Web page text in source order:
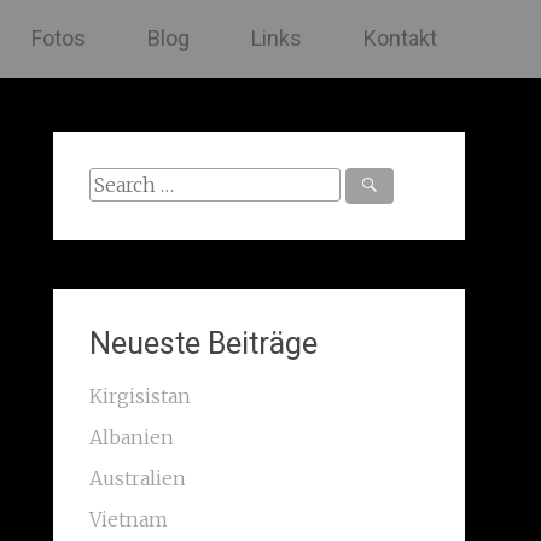
Fotos Blog Links Kontakt
Search
Neueste Beiträge
Kirgisistan
Albanien
Australien
Vietnam